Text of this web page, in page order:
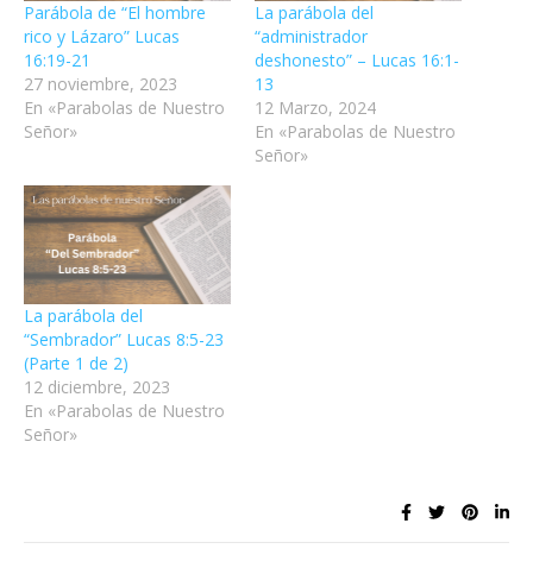
Parábola de “El hombre
rico y Lázaro” Lucas
16:19-21
27 noviembre, 2023
En «Parabolas de Nuestro
Señor»
La parábola del
“administrador
deshonesto” – Lucas 16:1-
13
12 Marzo, 2024
En «Parabolas de Nuestro
Señor»
La parábola del
“Sembrador” Lucas 8:5-23
(Parte 1 de 2)
12 diciembre, 2023
En «Parabolas de Nuestro
Señor»